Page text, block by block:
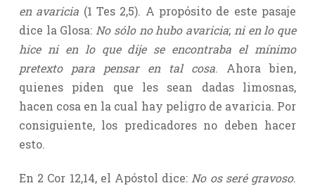
en avaricia (1 Tes 2,5). A propósito de este pasaje
dice la Glosa: No sólo no hubo avaricia; ni en lo que
hice ni en lo que dije se encontraba el mínimo
pretexto para pensar en tal cosa. Ahora bien,
quienes piden que les sean dadas limosnas,
hacen cosa en la cual hay peligro de avaricia. Por
consiguiente, los predicadores no deben hacer
esto.
En 2 Cor 12,14, el Apóstol dice: No os seré gravoso.